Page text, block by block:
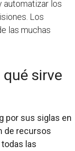
automatizar los
Los
las muchas
qué sirve
por sus siglas en
de recursos
las